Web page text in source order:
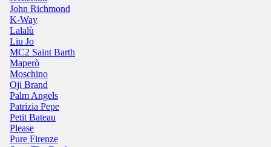
John Richmond
K-Way
Lalalù
Liu Jo
MC2 Saint Barth
Maperò
Moschino
Oji Brand
Palm Angels
Patrizia Pepe
Petit Bateau
Please
Pure Firenze